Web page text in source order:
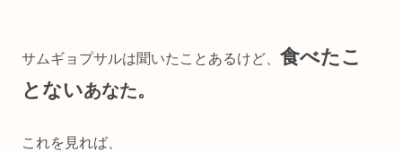
サムギョプサルは聞いたことあるけど、 食べたこ
とないあなた。
これを見れば、